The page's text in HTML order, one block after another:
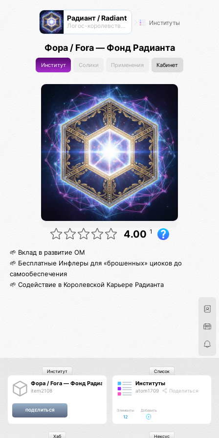
Радиант / Radiant
Логос-королевство циоков Институты
Фора / Fora — Фонд Радианта
Институт Солики Применения Кабинет
4.00 1
🌱 Вклад в развитие ОМ
🌱 Бесплатные Инфлеры для «брошенных» циоков до
самообеспечения
🌱 Содействие в Королевской Карьере Радианта
Фора / Fora — Фонд Радианта
item2108
Институт
Институты
atom1709 Поделиться
Элементы
12
Добавить
Список
Хаб Нексус